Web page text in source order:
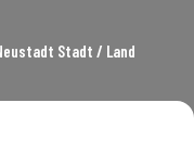
Stadt / Land